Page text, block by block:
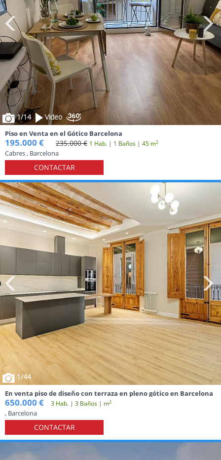
1/14 Video
Piso en Venta en el Gótico Barcelona
195.000 € 235.000 € 1 Hab. | 1 Baños | 45 m2
Cabres , Barcelona
CONTACTAR
1/44
En venta piso de diseño con terraza en pleno gótico en Barcelona
650.000 € 3 Hab. | 3 Baños | m2
, Barcelona
CONTACTAR